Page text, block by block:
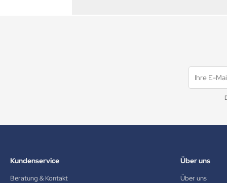
Kundenservice
Beratung & Kontakt
Über uns
Über uns